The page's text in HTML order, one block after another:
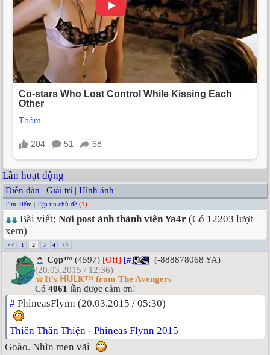
Lần hoạt động
Diễn đàn | Giải trí | Hình ảnh
Tìm kiếm Tập tin chủ đề (1)
Bài viết: Nơi post ảnh thành viên Ya4r (Có 12203 lượt
xem)
<< 1 2 3 4 >>
Cọp™ (4597) [Off] [#]
(-888878068 YA)
(20.03.2015 / 12:36)
It's ᕼᑌᒪҜ™ from The Avengers
Có 4061 lần được cảm ơn!
# PhineasFlynn (20.03.2015 / 05:30)
Thiên Thân Thiện - Phineas Flynn 2015
Goào. Nhìn men vãi